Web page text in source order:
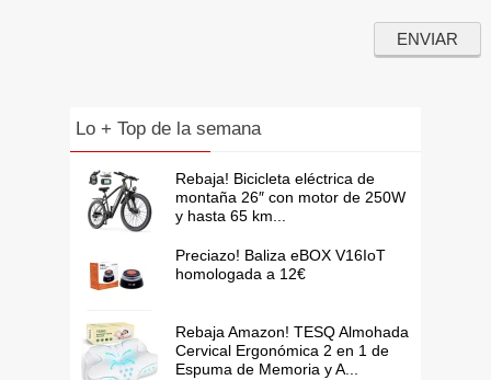
Lo + Top de la semana
Rebaja! Bicicleta eléctrica de
montaña 26″ con motor de 250W
y hasta 65 km...
Preciazo! Baliza eBOX V16IoT
homologada a 12€
Rebaja Amazon! TESQ Almohada
Cervical Ergonómica 2 en 1 de
Espuma de Memoria y A...